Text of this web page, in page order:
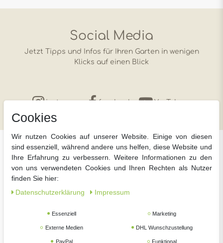
Social Media
Jetzt Tipps und Infos für Ihren Garten in wenigen
Klicks auf einen Blick
instagram facebook YouTube
Über meingartencenter24.de
meingartencenter24.de zählt zu den Online-
Fachgartencentern in Deutschland. Warum? Weil wir einen
uns erhalten Sie nicht nur Beratung, sondern auch
Zufriedenheit läuft. Wir haben für Sie die Preise stets im Blick
Cookies
Wir nutzen Cookies auf unserer Website. Einige von diesen
sind essenziell, während andere uns helfen, diese Website und
Ihre Erfahrung zu verbessern. Weitere Informationen zu den
von uns verwendeten Cookies und Ihren Rechten als Nutzer
finden Sie hier:
Daten­schutz­erklärung
Impressum
Essenziell Marketing
Externe Medien DHL Wunschzustellung
PayPal Funktional